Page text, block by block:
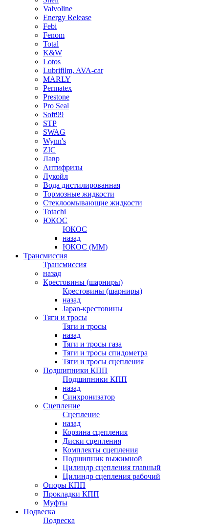
Valvoline
Energy Release
Febi
Fenom
Total
K&W
Lotos
Lubrifilm, AVA-car
MARLY
Permatex
Prestone
Pro Seal
Soft99
STP
SWAG
Wynn's
ZIC
Лавр
Антифризы
Лукойл
Вода дистилированная
Тормозные жидкости
Стеклоомывающие жидкости
Totachi
ЮКОС
ЮКОС
назад
ЮКОС (ММ)
Трансмиссия
Трансмиссия
назад
Крестовины (шарниры)
Крестовины (шарниры)
назад
Japan-крестовины
Тяги и тросы
Тяги и тросы
назад
Тяги и тросы газа
Тяги и тросы спидометра
Тяги и тросы сцепления
Подшипники КПП
Подшипники КПП
назад
Синхронизатор
Сцепление
Сцепление
назад
Корзина сцепления
Диски сцепления
Комплекты сцепления
Подшипник выжимной
Цилиндр сцепления главный
Цилиндр сцепления рабочий
Опоры КПП
Прокладки КПП
Муфты
Подвеска
Подвеска